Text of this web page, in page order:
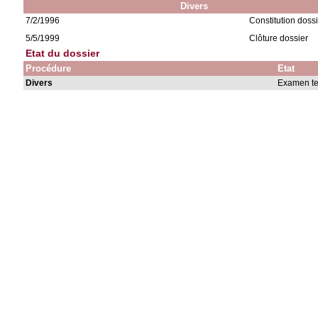
Divers
7/2/1996
Constitution
5/5/1999
Clôture dossier
Etat du dossier
Procédure Etat
Divers Examen